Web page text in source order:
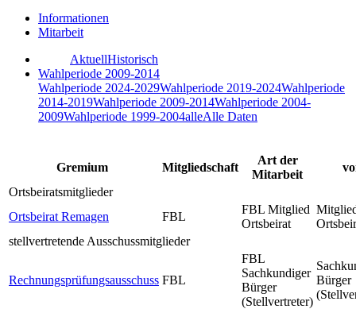
Informationen
Mitarbeit
AktuellHistorisch
Wahlperiode 2009-2014
Wahlperiode 2024-2029Wahlperiode 2019-2024Wahlperiode
2014-2019Wahlperiode 2009-2014Wahlperiode 2004-
2009Wahlperiode 1999-2004alleAlle Daten
Gremium Mitgliedschaft
Art der
Mitarbeit
Ortsbeiratsmitglieder
Ortsbeirat Remagen
FBL
FBL Mitglied
Ortsbeirat
stellvertretende Ausschussmitglieder
Rechnungsprüfungsausschuss FBL
FBL
Sachkundiger
Bürger
(Stellvertreter)
Bürger